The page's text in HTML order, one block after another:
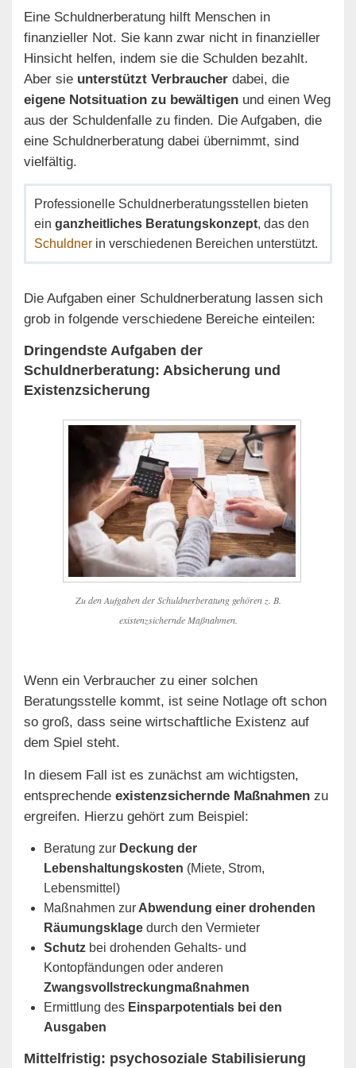
Eine Schuldnerberatung hilft Menschen in
finanzieller Not. Sie kann zwar nicht in finanzieller
Hinsicht helfen, indem sie die Schulden bezahlt.
Aber sie unterstützt Verbraucher dabei, die
eigene Notsituation zu bewältigen und einen Weg
aus der Schuldenfalle zu finden. Die Aufgaben, die
eine Schuldnerberatung dabei übernimmt, sind
vielfältig.
Professionelle Schuldnerberatungsstellen bieten
ein ganzheitliches Beratungskonzept, das den
Schuldner in verschiedenen Bereichen unterstützt.
Die Aufgaben einer Schuldnerberatung lassen sich
grob in folgende verschiedene Bereiche einteilen:
Dringendste Aufgaben der
Schuldnerberatung: Absicherung und
Existenzsicherung
Zu den Aufgaben der Schuldnerberatung gehören z. B.
existenzsichernde Maßnahmen.
Wenn ein Verbraucher zu einer solchen
Beratungsstelle kommt, ist seine Notlage oft schon
so groß, dass seine wirtschaftliche Existenz auf
dem Spiel steht.
In diesem Fall ist es zunächst am wichtigsten,
entsprechende existenzsichernde Maßnahmen zu
ergreifen. Hierzu gehört zum Beispiel:
Beratung zur Deckung der
Lebenshaltungskosten (Miete, Strom,
Lebensmittel)
Maßnahmen zur Abwendung einer drohenden
Räumungsklage durch den Vermieter
Schutz bei drohenden Gehalts- und
Kontopfändungen oder anderen
Zwangsvollstreckungmaßnahmen
Ermittlung des Einsparpotentials bei den
Ausgaben
Mittelfristig: psychosoziale Stabilisierung